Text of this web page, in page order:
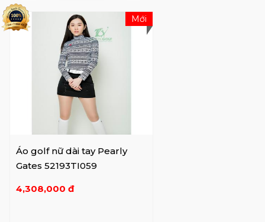
Áo golf nữ dài tay Pearly
Gates 52193TI059
4,308,000 đ
Mới